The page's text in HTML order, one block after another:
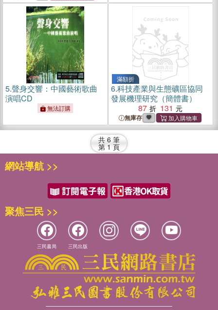
5.聲身交響：中國藝術歌曲
演唱CD
無法訂購
滿額折
6.科技產業與生態礦區協同
發展機理研究（簡體書）
87
131
無庫存
共 6 筆
第 1 頁
網站導航 >>
聚焦三民 >>
三民書局 三民出版